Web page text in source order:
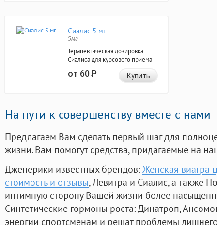
Сиалис 5 мг
5мг
Терапевтическая дозировка
Сиалиса для курсового приема
от 60Р Купить
На пути к совершенству вместе с нами
Предлагаем Вам сделать первый шаг для
жизни. Вам помогут средства, придагаемые на
Дженерики известных брендов:Женская виагра
стоимость и отзывы, Левитра и Сиалис, а также
интимную сторону Вашей жизни более
Синтетические гормоны роста: Динатроп,
энергии спортсменам и решат проблемы